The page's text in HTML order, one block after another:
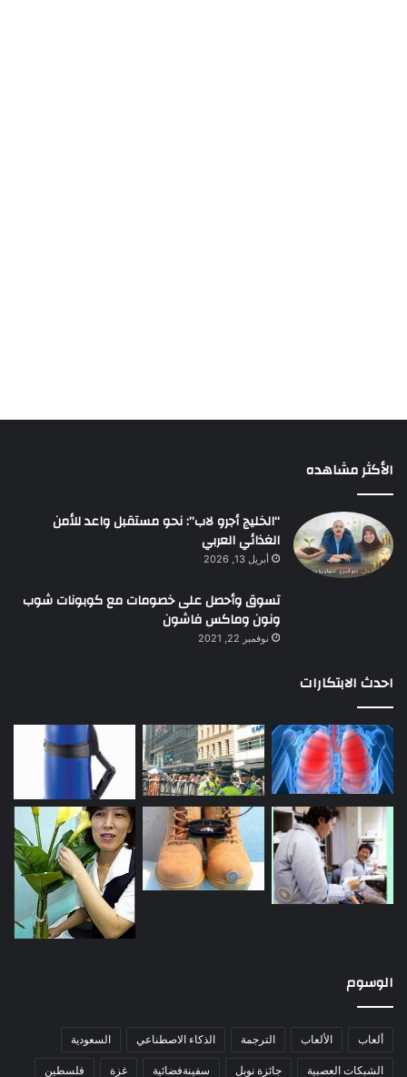
الأكثر مشاهده
“الخليج أجرو لاب”: نحو مستقبل واعد للأمن
الغذائي العربي
أبريل 13, 2026
تسوق وأحصل على خصومات مع كوبونات شوب
ونون وماكس فاشون
نوفمبر 22, 2021
احدث الابتكارات
الوسوم
ألعاب الألعاب الترجمة الذكاء الاصطناعي السعودية
الشبكات العصبية جائزة نوبل سفينةفضائية غزة فلسطين